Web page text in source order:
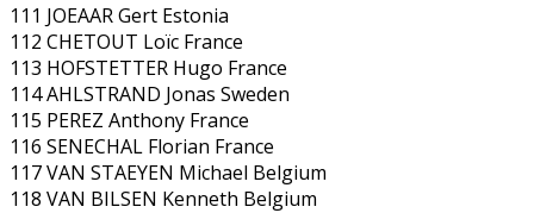
111 JOEAAR Gert Estonia
112 CHETOUT Loïc France
113 HOFSTETTER Hugo France
114 AHLSTRAND Jonas Sweden
115 PEREZ Anthony France
116 SENECHAL Florian France
117 VAN STAEYEN Michael Belgium
118 VAN BILSEN Kenneth Belgium